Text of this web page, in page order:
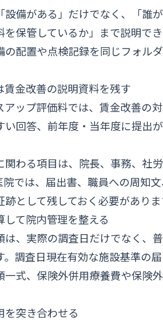
設備がある」だけでなく、「誰
を保管しているか」まで説明で
の配置や点検記録を同じフォル
賃金改善の説明資料を残す
アップ評価料では、賃金改善の
い回答、前年度・当年度に提出
関わる項目は、院長、事務、社
院では、届出書、職員への周知
として残しておく必要がありま
て院内管理を整える
は、実際の調査日だけでなく、
。調査日現在有効な施設基準の
一式、保険外併用療養費や保険
を突き合わせる